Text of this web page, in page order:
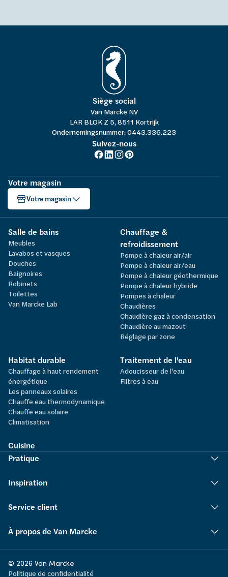
Siège social
Van Marcke NV
LAR BLOK Z 5, 8511 Kortrijk
Ondernemingsnummer: 0443.336.223
Suivez-nous
Votre magasin
Votre magasin
Salle de bains
Meubles
Lavabos et vasques
Douches
Baignoires
Robinets
Toilettes
Van Marcke Lab
Chauffage &
refroidissement
Pompe à chaleur air/air
Pompe à chaleur air/eau
Pompe à chaleur géothermique
Pompe à chaleur hybride
Pompes à chaleur
Chaudières
Chaudière gaz à condensation
Chaudière au mazout
Réglage par zone
Habitat durable
Chauffage à haut rendement
énergétique
Les panneaux solaires
Chauffe eau thermodynamique
Chauffe eau solaire
Climatisation
Traitement de l'eau
Adoucisseur de l'eau
Filtres à eau
Cuisine
Pratique
Inspiration
Service client
À propos de Van Marcke
© 2026 Van Marcke
Politique de confidentialité